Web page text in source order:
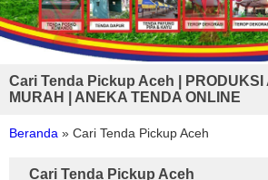
Cari Tenda Pickup Aceh | PRODUKSI
MURAH | ANEKA TENDA ONLINE
Beranda » Cari Tenda Pickup Aceh
Cari Tenda Pickup Aceh